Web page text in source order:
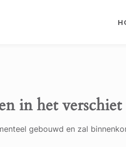
in het verschiet
gebouwd en zal